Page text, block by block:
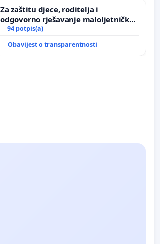
Za zaštitu djece, roditelja i
odgovorno rješavanje maloljetničkog
nasilja
94 potpis(a)
Obavijest o transparentnosti